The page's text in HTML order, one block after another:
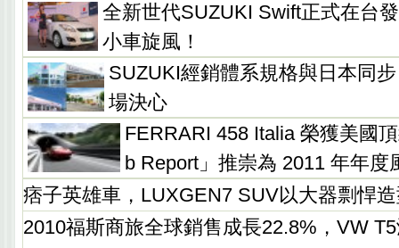
全新世代SUZUKI Swift正式在台
小車旋風！
SUZUKI經銷體系規格與日本同
場決心
FERRARI 458 Italia 榮獲美國
b Report」推崇為 2011 年年度
痞子英雄車，LUXGEN7 SUV以大器剽悍
2010福斯商旅全球銷售成長22.8%，VW